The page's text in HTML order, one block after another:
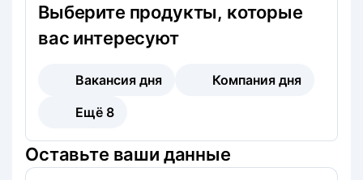
Выберите продукты, которые
вас интересуют
Вакансия дня
Компания дня
Ещё 8
Оставьте ваши данные